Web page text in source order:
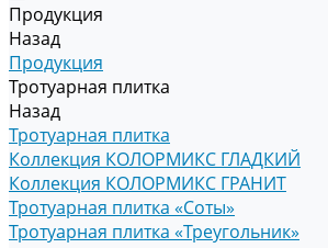
Продукция
Назад
Продукция
Тротуарная плитка
Назад
Тротуарная плитка
Коллекция КОЛОРМИКС ГЛАДКИЙ
Коллекция КОЛОРМИКС ГРАНИТ
Тротуарная плитка «Соты»
Тротуарная плитка «Треугольник»